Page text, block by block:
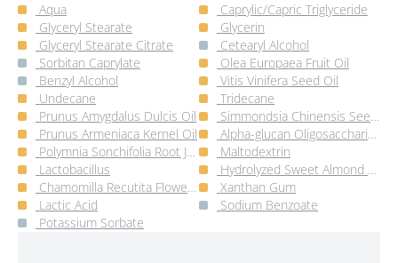
Aqua
Caprylic/Capric Triglyceride
Glyceryl Stearate
Glycerin
Glyceryl Stearate Citrate
Cetearyl Alcohol
Sorbitan Caprylate
Olea Europaea Fruit Oil
Benzyl Alcohol
Vitis Vinifera Seed Oil
Undecane
Tridecane
Prunus Amygdalus Dulcis Oil
Simmondsia Chinensis Seed Oil
Prunus Armeniaca Kernel Oil
Alpha-glucan Oligosaccharide
Polymnia Sonchifolia Root Juice
Maltodextrin
Lactobacillus
Hydrolyzed Sweet Almond Protein
Chamomilla Recutita Flower Extract
Xanthan Gum
Lactic Acid
Sodium Benzoate
Potassium Sorbate